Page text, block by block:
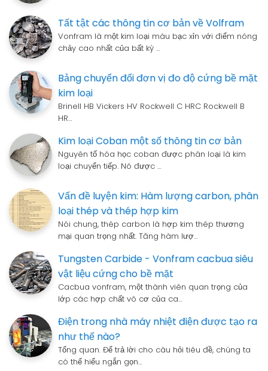
Tất tật các thông tin cơ bản về Volfram
Vonfram là một kim loại màu bạc xỉn với điểm nóng
chảy cao nhất của bất kỳ …
Bảng chuyển đổi đơn vị đo độ cứng bề mặt
kim loại
Brinell HB Vickers HV Rockwell C HRC Rockwell B
HR…
Kim loại Coban một số thông tin cơ bản
Nguyên tố hóa học coban được phân loại là kim
loại chuyển tiếp. Nó được …
Vấn đề luyện kim: Hàm lượng carbon, phân
loại thép và thép hợp kim
Nói chung, thép carbon là hợp kim thép thương
mại quan trọng nhất. Tăng hàm lượ…
Tungsten Carbide - Vonfram cacbua siêu
vật liệu cứng cho bề mặt
Cacbua vonfram, một thành viên quan trọng của
lớp các hợp chất vô cơ của ca…
Điện trong nhà máy nhiệt điện được tạo ra
như thế nào?
Tổng quan. Để trả lời cho câu hỏi tiêu đề, chúng ta
có thể hiểu ngắn gọn…